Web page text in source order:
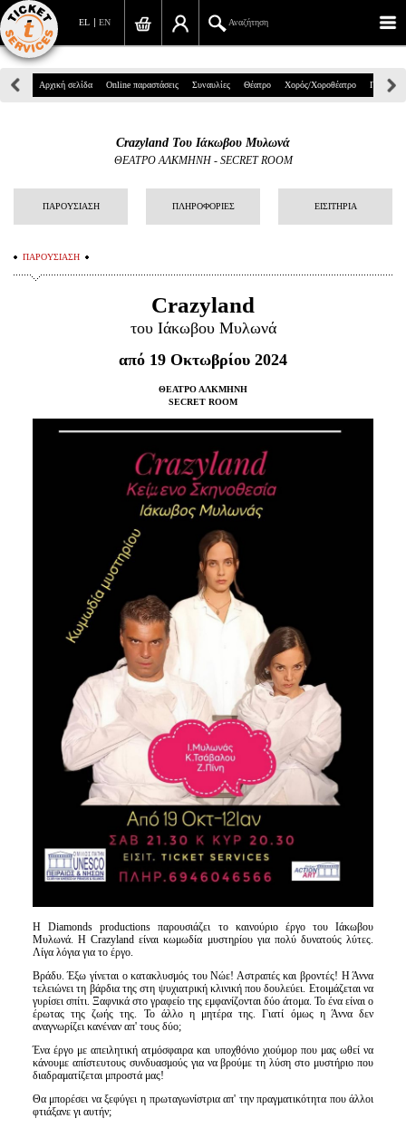
EN
EL Αναζήτηση
Πανεπιστημίου 39, Αθήνα
info@ticketservices.gr
Αναζήτηση
Σύνδεση/Εγγραφή
Αναζήτηση παραγγελίας
Προσωπικά Δεδομένα
Αρχική σελίδα Online παραστάσεις Συναυλίες Θέατρο Χορός/Χοροθέατρο Παιδικά
Crazyland Του Ιάκωβου Μυλωνά
ΘΕΑΤΡΟ ΑΛΚΜΗΝΗ- SECRET ROOM
ΠΑΡΟΥΣΙΑΣΗ ΠΛΗΡΟΦΟΡΙΕΣ ΕΙΣΙΤΗΡΙΑ
ΠΑΡΟΥΣΙΑΣΗ
Crazyland
του Ιάκωβου Μυλωνά
από 19 Οκτωβρίου 2024
ΘΕΑΤΡΟ ΑΛΚΜΗΝΗ
SECRET ROOM
Η Diamonds productions παρουσιάζει το καινούριο έργο του Ιάκωβου
Μυλωνά. Η Crazyland είναι κωμωδία μυστηρίου για πολύ δυνατούς λύτες.
Λίγα λόγια για το έργο.
Βράδυ. Έξω γίνεται ο κατακλυσμός του Νώε! Αστραπές και βροντές! Η Άννα
τελειώνει τη βάρδια της στη ψυχιατρική κλινική που δουλεύει. Ετοιμάζεται να
γυρίσει σπίτι. Ξαφνικά στο γραφείο της εμφανίζονται δύο άτομα. Το ένα είναι ο
έρωτας της ζωής της. Το άλλο η μητέρα της. Γιατί όμως η Άννα δεν
αναγνωρίζει κανέναν απ' τους δύο;
Ένα έργο με απειλητική ατμόσφαιρα και υποχθόνιο χιούμορ που μας ωθεί να
κάνουμε απίστευτους συνδυασμούς για να βρούμε τη λύση στο μυστήριο που
διαδραματίζεται μπροστά μας!
Θα μπορέσει να ξεφύγει η πρωταγωνίστρια απ' την πραγματικότητα που άλλοι
φτιάξανε γι αυτήν;